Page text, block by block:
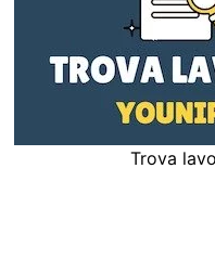
Trova